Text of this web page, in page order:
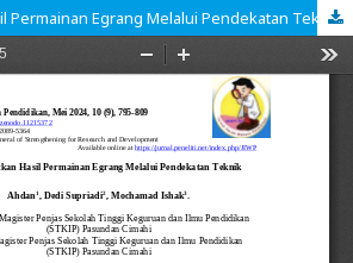
Permainan Egrang Melalui Pendekatan Teknik